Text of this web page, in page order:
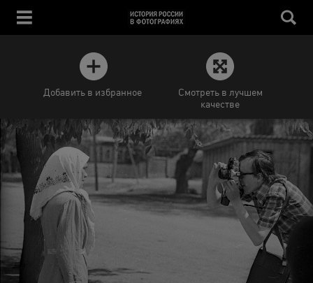
Добавить в избранное
Смотреть в лучшем
качестве